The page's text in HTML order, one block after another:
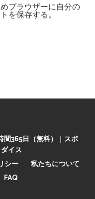
ブラウザーに自分の
を保存する。
間365日（無料）｜スポ
イス
シー
私たちについて
FAQ